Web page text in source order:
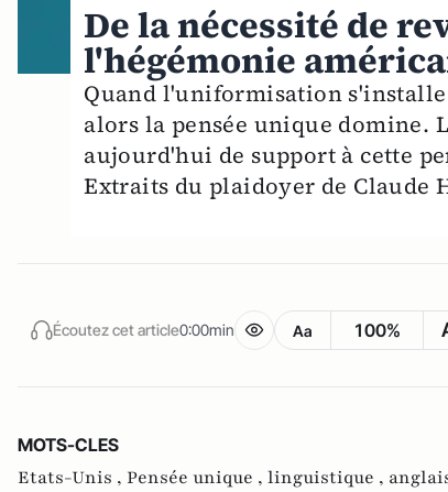
De la nécessité de
l'hégémonie
Quand l'uniformisation
alors la pensée unique domine.
aujourd'hui de support à cette
Extraits du plaidoyer de Claude
Écoutez cet article0:00min Aa 100%
MOTS-CLES
Etats-Unis , Pensée unique , linguistique ,